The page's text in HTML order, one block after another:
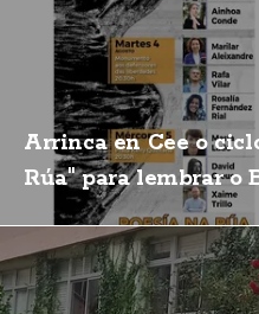
Arrinca en Cee o
Rúa" para lembrar o